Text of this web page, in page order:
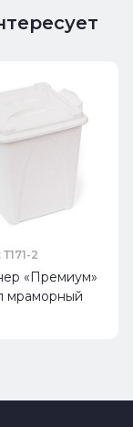
2
«Премиум»
мраморный